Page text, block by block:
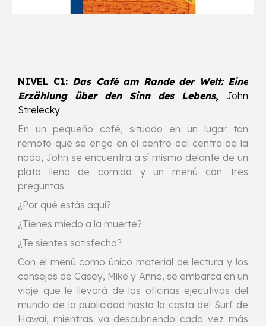
NIVEL C1: Das Café am Rande der Welt: Eine
Erzählung über den Sinn des Lebens, John
Strelecky
En un pequeño café, situado en un lugar tan
remoto que se erige en el centro del centro de la
nada, John se encuentra a sí mismo delante de un
plato lleno de comida y un menú con tres
preguntas:
¿Por qué estás aquí?
¿Tienes miedo a la muerte?
¿Te sientes satisfecho?
Con el menú como único material de lectura y los
consejos de Casey, Mike y Anne, se embarca en un
viaje que le llevará de las oficinas ejecutivas del
mundo de la publicidad hasta la costa del Surf de
Hawai, mientras va descubriendo cada vez más